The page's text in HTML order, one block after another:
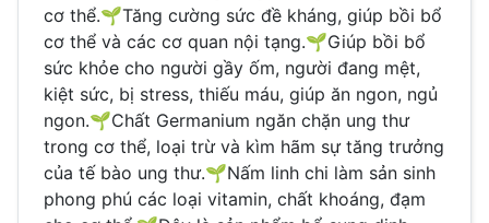
cơ thể.🌱Tăng cường sức đề kháng, giúp bồi bổ
cơ thể và các cơ quan nội tạng.🌱Giúp bồi bổ
sức khỏe cho người gầy ốm, người đang mệt,
kiệt sức, bị stress, thiếu máu, giúp ăn ngon, ngủ
ngon.🌱Chất Germanium ngăn chặn ung thư
trong cơ thể, loại trừ và kìm hãm sự tăng trưởng
của tế bào ung thư.🌱Nấm linh chi làm sản sinh
phong phú các loại vitamin, chất khoáng, đạm